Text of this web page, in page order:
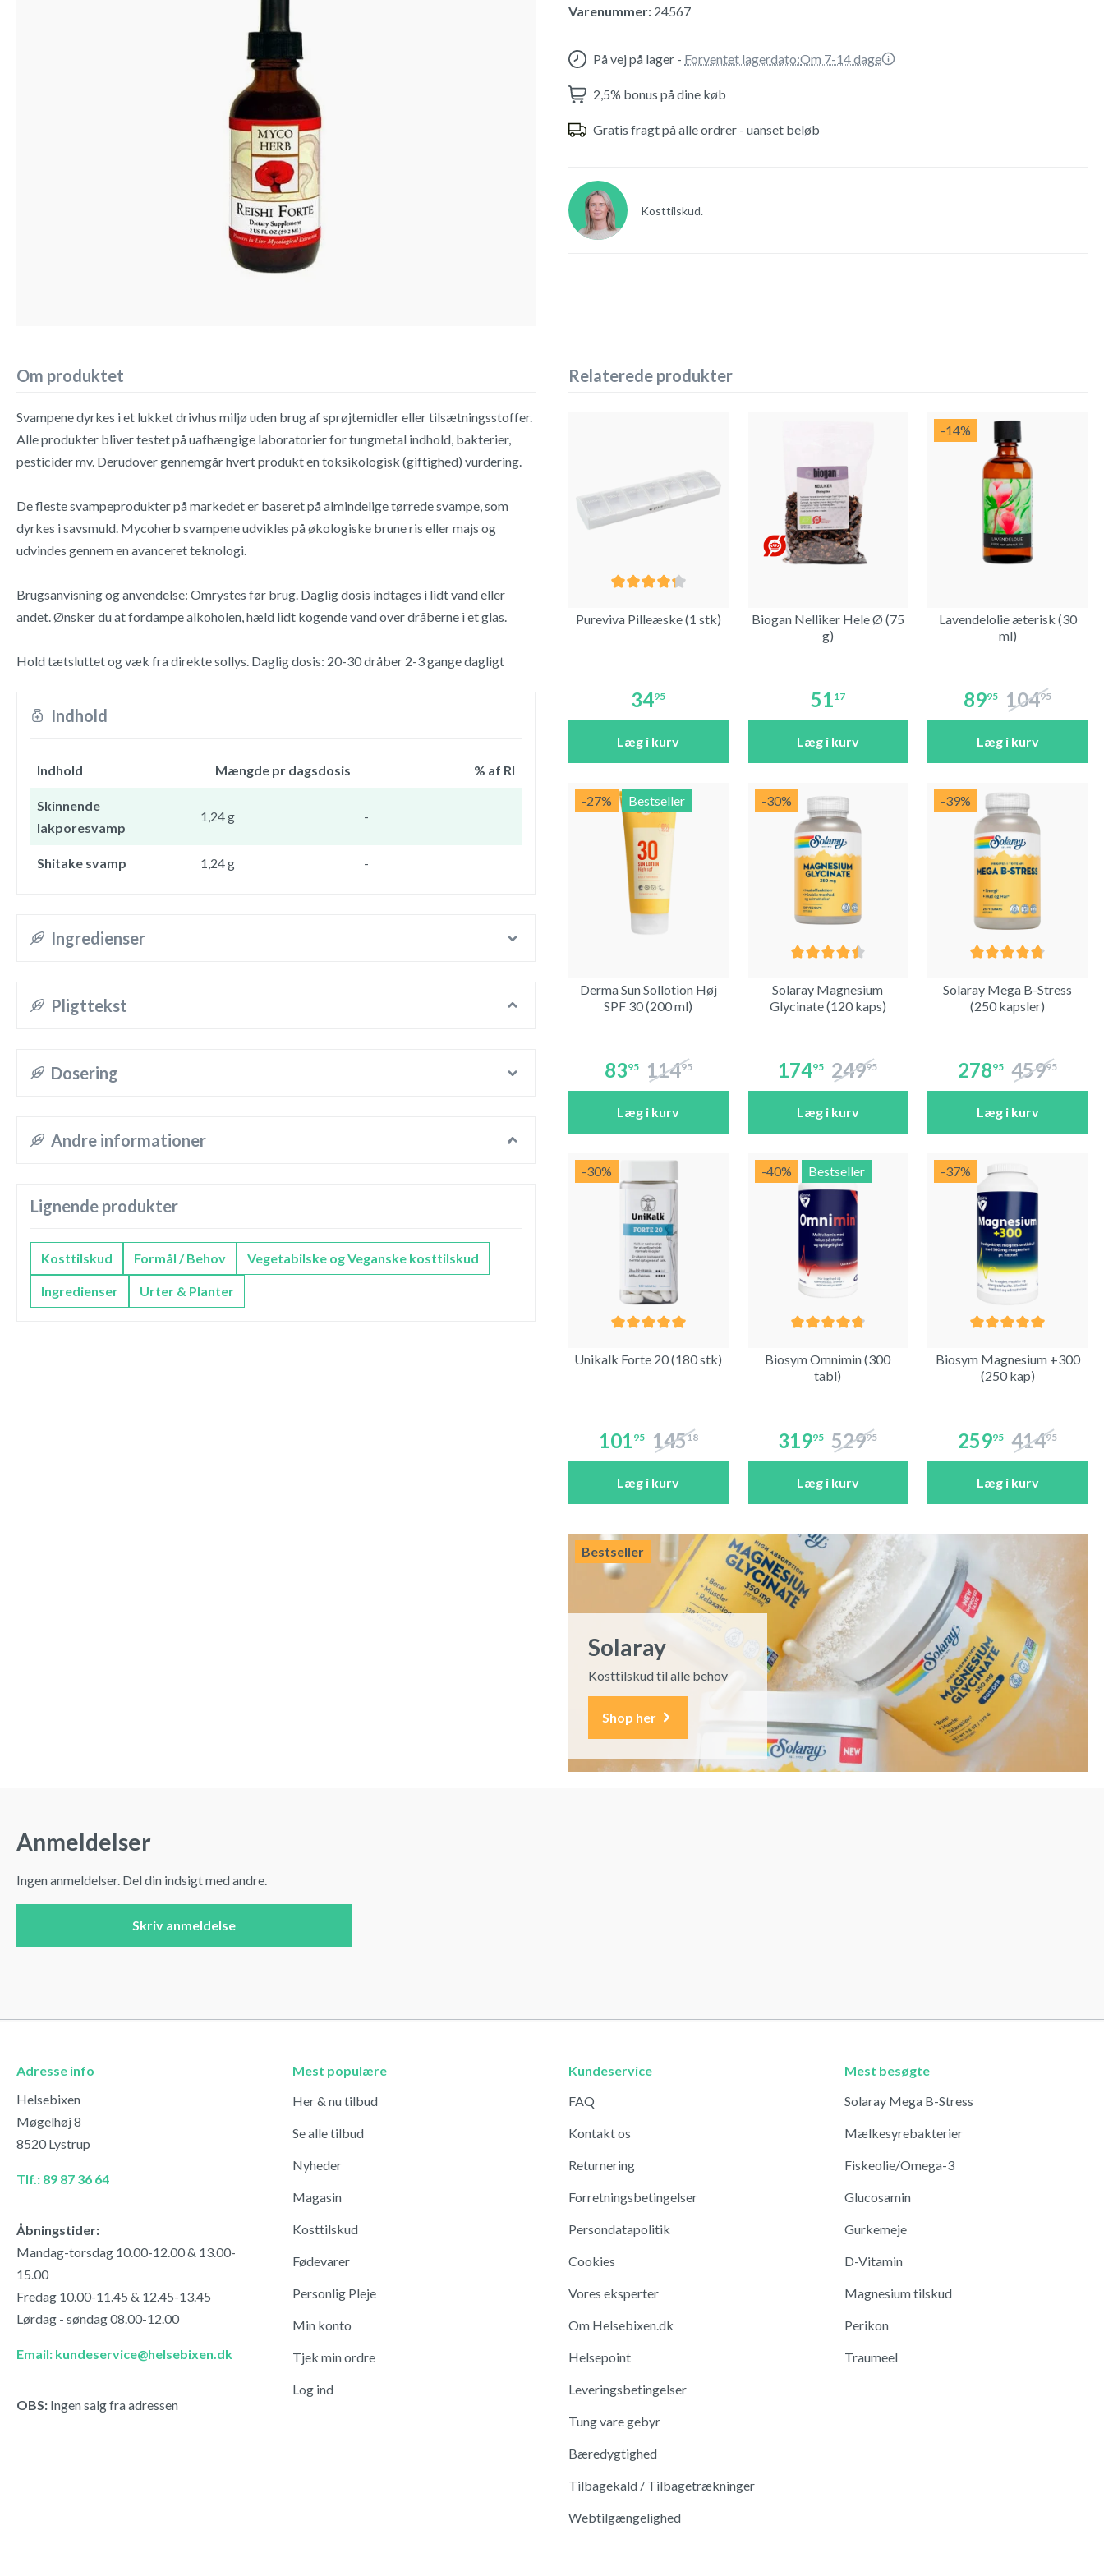
Varenummer: 24567
På vej på lager - Forventet lagerdato:Om 7-14 dage
2,5% bonus på dine køb
Gratis fragt på alle ordrer - uanset beløb
Kosttilskud.
Om produktet
Svampene dyrkes i et lukket drivhus miljø uden brug af sprøjtemidler eller tilsætningsstoffer.
Alle produkter bliver testet på uafhængige laboratorier for tungmetal indhold, bakterier,
pesticider mv. Derudover gennemgår hvert produkt en toksikologisk (giftighed) vurdering.
De fleste svampeprodukter på markedet er baseret på almindelige tørrede svampe, som
dyrkes i savsmuld. Mycoherb svampene udvikles på økologiske brune ris eller majs og
udvindes gennem en avanceret teknologi.
Brugsanvisning og anvendelse: Omrystes før brug. Daglig dosis indtages i lidt vand eller
andet. Ønsker du at fordampe alkoholen, hæld lidt kogende vand over dråberne i et glas.
Hold tætsluttet og væk fra direkte sollys. Daglig dosis: 20-30 dråber 2-3 gange dagligt
Indhold
Indhold Mængde pr dagsdosis % af RI
Skinnende
lakporesvamp
1,24 g -
Shitake svamp 1,24 g -
Ingredienser
Pligttekst
Dosering
Andre informationer
Lignende produkter
Kosttilskud Formål / Behov Vegetabilske og Veganske kosttilskud
Ingredienser Urter & Planter
Relaterede produkter
Pureviva Pilleæske (1 stk)
3495
Læg i kurv
Biogan Nelliker Hele Ø (75
g)
5117
Læg i kurv
-14%
Lavendelolie æterisk (30
ml)
8995 10495
Læg i kurv
-27% Bestseller
Derma Sun Sollotion Høj
SPF 30 (200 ml)
8395 11495
Læg i kurv
-30%
Solaray Magnesium
Glycinate (120 kaps)
17495 24995
Læg i kurv
-39%
Solaray Mega B-Stress
(250 kapsler)
27895 45995
Læg i kurv
-30%
Unikalk Forte 20 (180 stk)
10195 14518
Læg i kurv
-40% Bestseller
Biosym Omnimin (300
tabl)
31995 52995
Læg i kurv
-37%
Biosym Magnesium +300
(250 kap)
25995 41495
Læg i kurv
Bestseller
Solaray
Kosttilskud til alle behov
Shop her
Anmeldelser
Ingen anmeldelser. Del din indsigt med andre.
Skriv anmeldelse
Adresse info
Helsebixen
Møgelhøj 8
8520 Lystrup
Tlf.: 89 87 36 64
Åbningstider:
Mandag-torsdag 10.00-12.00 & 13.00-
15.00
Fredag 10.00-11.45 & 12.45-13.45
Lørdag - søndag 08.00-12.00
Email: kundeservice@helsebixen.dk
OBS: Ingen salg fra adressen
Mest populære
Her & nu tilbud
Se alle tilbud
Nyheder
Magasin
Kosttilskud
Fødevarer
Personlig Pleje
Min konto
Tjek min ordre
Log ind
Kundeservice
FAQ
Kontakt os
Returnering
Forretningsbetingelser
Persondatapolitik
Cookies
Vores eksperter
Om Helsebixen.dk
Helsepoint
Leveringsbetingelser
Tung vare gebyr
Bæredygtighed
Tilbagekald / Tilbagetrækninger
Webtilgængelighed
Mest besøgte
Solaray Mega B-Stress
Mælkesyrebakterier
Fiskeolie/Omega-3
Glucosamin
Gurkemeje
D-Vitamin
Magnesium tilskud
Perikon
Traumeel